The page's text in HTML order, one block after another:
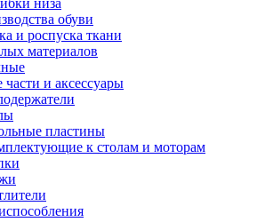
обуви
и роспуска ткани
материалов
части и аксессуары
пластины
к столам и моторам